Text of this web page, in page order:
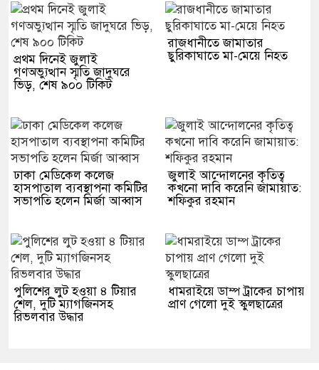
প্রথম দিনেই জুলাই
গণঅভ্যুত্থান স্মৃতি জাদুঘরে
ভিড়, শেষ ৯০০ টিকিট
রাজধানীতে জামাতার
ছুরিকাঘাতে মা-মেয়ে নিহত
ঢাকা মেডিকেল কলেজ
হাসপাতাল ব্যবস্থাপনা কমিটির
সভাপতি হলেন মির্জা আব্বাস
জুলাই আন্দোলনের কৃতিত্ব
কখনো দাবি করেনি জামায়াত:
শফিকুর রহমান
পুলিশের লুট হওয়া ৪ টিয়ার
শেল, দুটি ম্যাগজিনসহ
রিভলবার উদ্ধার
ধামরাইয়ে ডাম্প ট্রাকের চাপায়
প্রাণ গেলো দুই স্কুলছাত্রের